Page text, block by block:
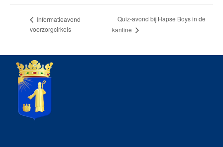
Informatieavond
voorzorgcirkels
Quiz-avond bij Hapse Boys in de
kantine